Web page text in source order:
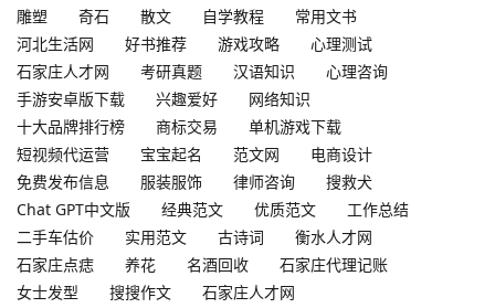
雕塑
奇石 散文 自学教程
常用文书
河北生活网
好书推荐 游戏攻略
心理测试
石家庄人才网
考研真题 汉语知识
心理咨询
手游安卓版下载
兴趣爱好
网络知识
十大品牌排行榜
商标交易
单机游戏下载
短视频代运营
宝宝起名 范文网
电商设计
免费发布信息
服装服饰 律师咨询
搜救犬
Chat GPT中文版
经典范文 优质范文
工作总结
二手车估价
实用范文 古诗词
衡水人才网
石家庄点痣
养花 名酒回收
石家庄代理记账
女士发型
搜搜作文
石家庄人才网